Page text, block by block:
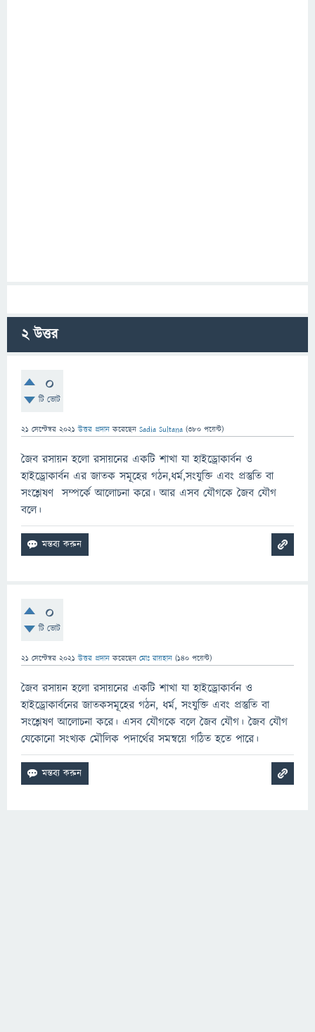
2উত্তর
0
টি ভোট
21 সেপ্টেম্বর 2021 উত্তর প্রদান করেছেন Sadia Sultana (380 পয়েন্ট)
জৈব রসায়ন হলো রসায়নের একটি শাখা যা হাইড্রোকার্বন ও
হাইড্রোকার্বন এর জাতক সমূহের গঠন,ধর্ম,সংযুক্তি এবং প্রস্তুতি বা
সংশ্লেষণ সম্পর্কে আলোচনা করে। আর এসব যৌগকে জৈব যৌগ
বলে।
0
টি ভোট
21 সেপ্টেম্বর 2021 উত্তর প্রদান করেছেন মোঃ রায়হান (140 পয়েন্ট)
জৈব রসায়ন হলো রসায়নের একটি শাখা যা হাইড্রোকার্বন ও
হাইড্রোকার্বনের জাতকসমূহের গঠন, ধর্ম, সংযুক্তি এবং প্রস্তুতি বা
সংশ্লেষণ আলোচনা করে। এসব যৌগকে বলে জৈব যৌগ। জৈব যৌগ
যেকোনো সংখ্যক মৌলিক পদার্থের সমন্বয়ে গঠিত হতে পারে।